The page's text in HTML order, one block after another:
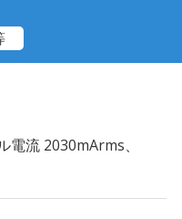
流 2030mArms、